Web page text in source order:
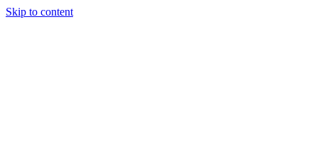
Skip to content